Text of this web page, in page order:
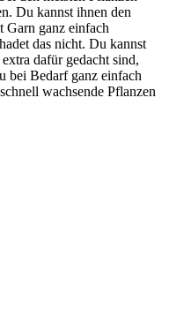
Du kannst ihnen den
Garn ganz einfach
das nicht. Du kannst
dafür gedacht sind,
bei Bedarf ganz einfach
wachsende Pflanzen